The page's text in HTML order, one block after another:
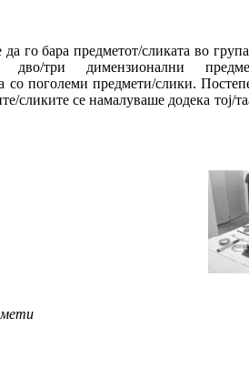
го бара предметот/сликата во
дво/три димензионални
со поголеми предмети/слики.
сликите се намалуваше додека тој/